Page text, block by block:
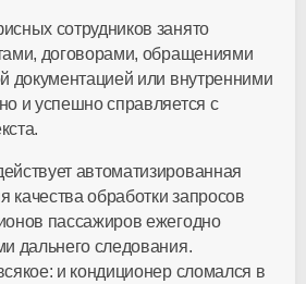
сотрудников занято
договорами, обращениями
документацией или внутренними
и успешно справляется с
автоматизированная
обработки запросов
пассажиров ежегодно
дальнего следования.
и кондиционер сломался в